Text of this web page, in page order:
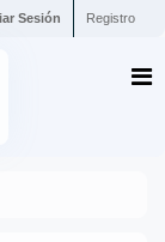
Sesión Registro